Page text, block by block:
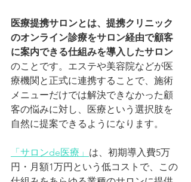
医療提携サロンとは、提携クリニック
のオンライン診療をサロン経由で顧客
に案内できる仕組みを導入したサロン
のことです。エステや美容院などが医
療機関と正式に連携することで、施術
メニューだけでは解決できなかった顧
客の悩みに対し、医療という選択肢を
自然に提案できるようになります。
「サロンde医療」 は、初期導入費5万
円・月額1万円という低コストで、この